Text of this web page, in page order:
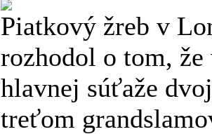
Piatkový žreb v
rozhodol o tom,
hlavnej súťaže
treťom